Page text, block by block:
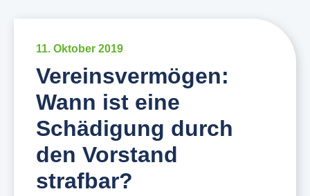
11. Oktober 2019
Vereinsvermögen:
Wann ist eine
Schädigung durch
den Vorstand
strafbar?